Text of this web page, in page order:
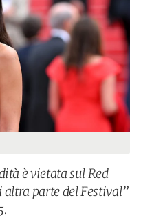
è vietata sul Red
parte del Festival”